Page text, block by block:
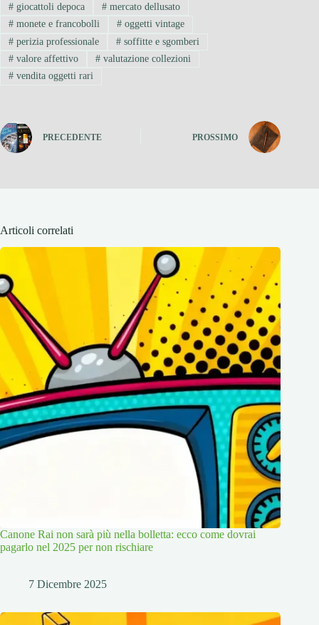
#giocattoli depoca #mercato dellusato
#monete e francobolli #oggetti vintage
#perizia professionale #soffitte e sgomberi
#valore affettivo #valutazione collezioni
#vendita oggetti rari
PRECEDENTE PROSSIMO
Articoli correlati
Canone Rai non sarà più nella bolletta: ecco come dovrai
pagarlo nel 2025 per non rischiare
7 Dicembre 2025